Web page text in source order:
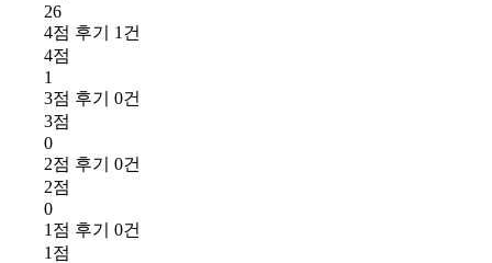
26
4점 후기 1건
4점
1
3점 후기 0건
3점
0
2점 후기 0건
2점
0
1점 후기 0건
1점